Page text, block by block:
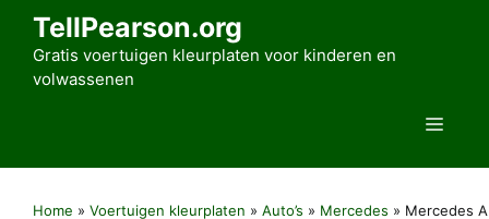
TellPearson.org
Gratis voertuigen kleurplaten voor kinderen en
volwassenen
Menu
Home » Voertuigen kleurplaten » Auto’s » Mercedes » Mercedes A